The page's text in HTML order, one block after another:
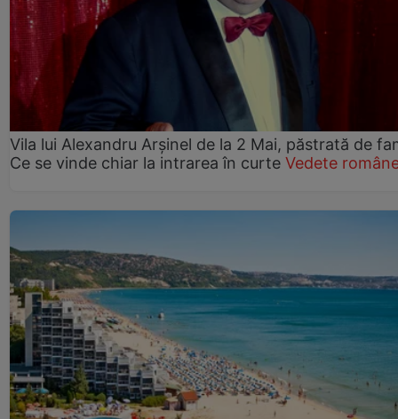
Vila lui Alexandru Arșinel de la 2 Mai, păstrată de
Ce se vinde chiar la intrarea în curte Vedete